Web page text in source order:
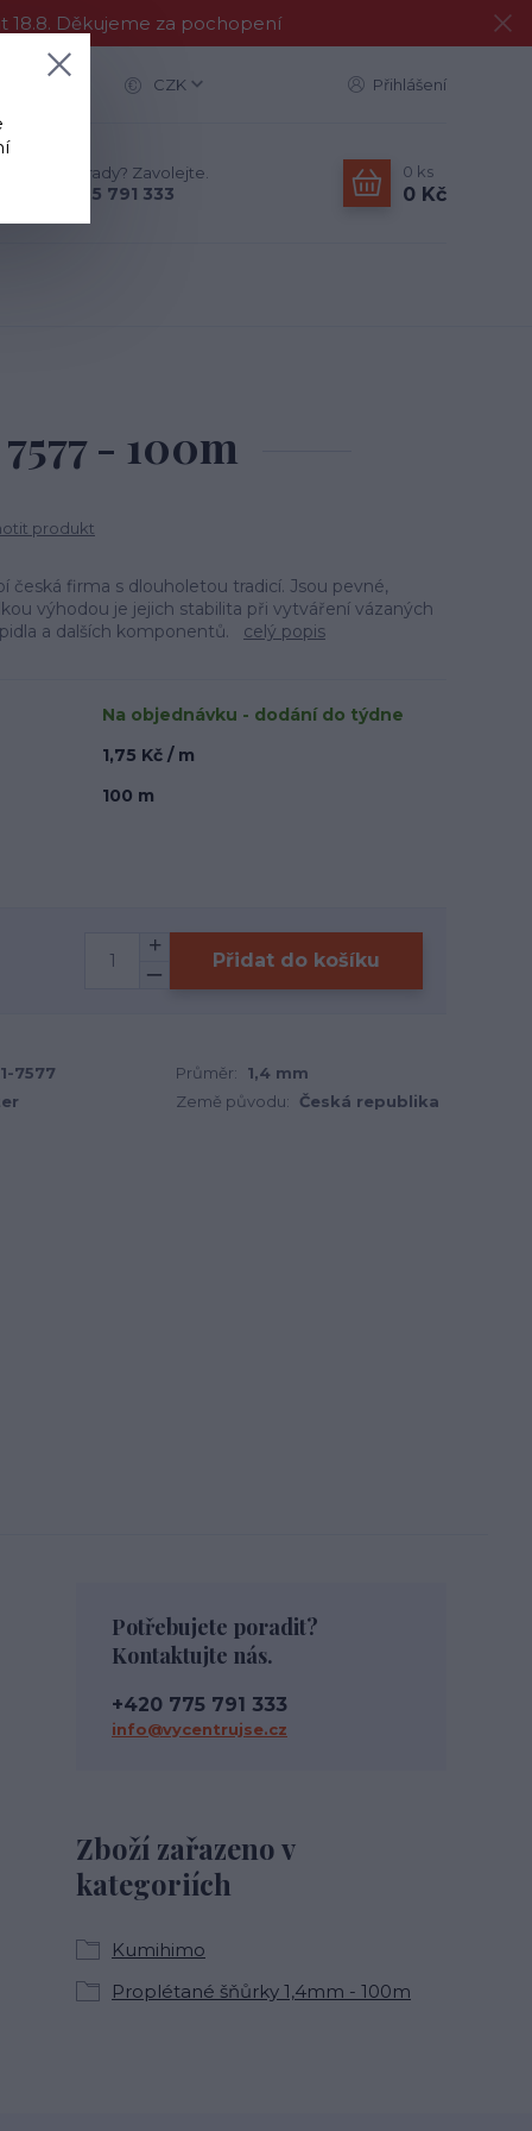
18.8. Děkujeme za pochopení
CZK Přihlášení
Nevíte si rady? Zavolejte.
+420 775 791 333
0 ks
0 Kč
- 100m
produkt
česká firma s dlouholetou tradicí. Jsou pevné,
výhodou je jejich stabilita při vytváření vázaných
a dalších komponentů. celý popis
Na objednávku - dodání do týdne
1,75 Kč / m
100 m
Přidat do košíku
7577 Průměr:
1,4 mm
Země původu: Česká republika
Zboží zařazeno v
kategoriích
Kumihimo
Proplétané šňůrky 1,4mm - 100m
Potřebujete poradit?
Kontaktujte nás.
+420 775 791 333
info@vycentrujse.cz